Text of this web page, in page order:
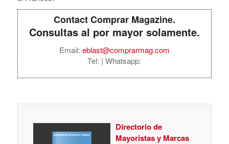
Contact Comprar Magazine.
Consultas al por mayor solamente.
Email: eblast@comprarmag.com
Tel: | Whatsapp:
Directorio de
Mayoristas y Marcas